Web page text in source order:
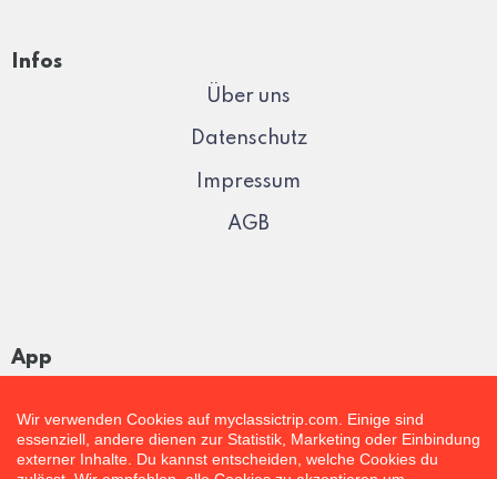
Infos
Über uns
Datenschutz
Impressum
AGB
App
Wir verwenden Cookies auf myclassictrip.com. Einige sind
essenziell, andere dienen zur Statistik, Marketing oder Einbindung
externer Inhalte. Du kannst entscheiden, welche Cookies du